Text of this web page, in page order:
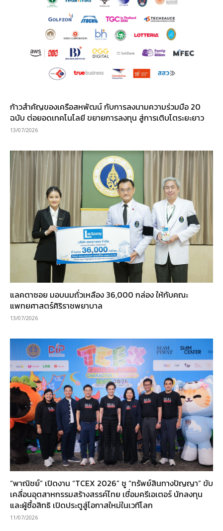
ก้าวสำคัญของเครือสหพัฒน์ กับการลงนามความร่วมมือ 20
ฉบับ ต่อยอดเทคโนโลยี ขยายการลงทุน สู่การเติบโตระยะยาว
13/07/2026
แลคตาซอย มอบนมถั่วเหลือง 36,000 กล่อง ให้กับคณะ
แพทยศาสตร์ศิริราชพยาบาล
13/07/2026
“พาณิชย์” เปิดงาน “TCEX 2026” ชู “ทรัพย์สินทางปัญญา” ขับ
เคลื่อนอุตสาหกรรมสร้างสรรค์ไทย เชื่อมครีเอเตอร์ นักลงทุน
และผู้ซื้อสิทธิ เปิดประตูสู่โอกาสใหม่ในเวทีโลก
11/07/2026